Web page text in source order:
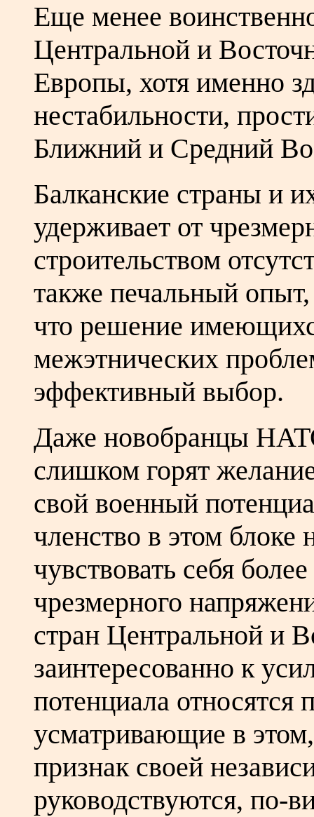
Еще менее
Центральной и
Европы, хотя именно
нестабильности,
Ближний и Средний
Балканские страны и
удерживает от
строительством
также печальный
что решение
межэтнических
эффективный выбор.
Даже новобранцы
слишком горят
свой военный
членство в этом блоке
чувствовать себя
чрезмерного
стран Центральной и
заинтересованно к
потенциала относятся
усматривающие в
признак своей
руководствуются, по-